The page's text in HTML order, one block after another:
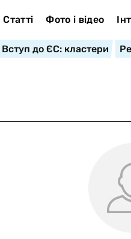
Статті Фото і відео
Вступ до ЄС: кластери